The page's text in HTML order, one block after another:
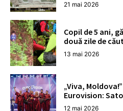
21 mai 2026
Copil de 5 ani,
două zile de
13 mai 2026
„Viva,
Eurovision:
12 mai 2026